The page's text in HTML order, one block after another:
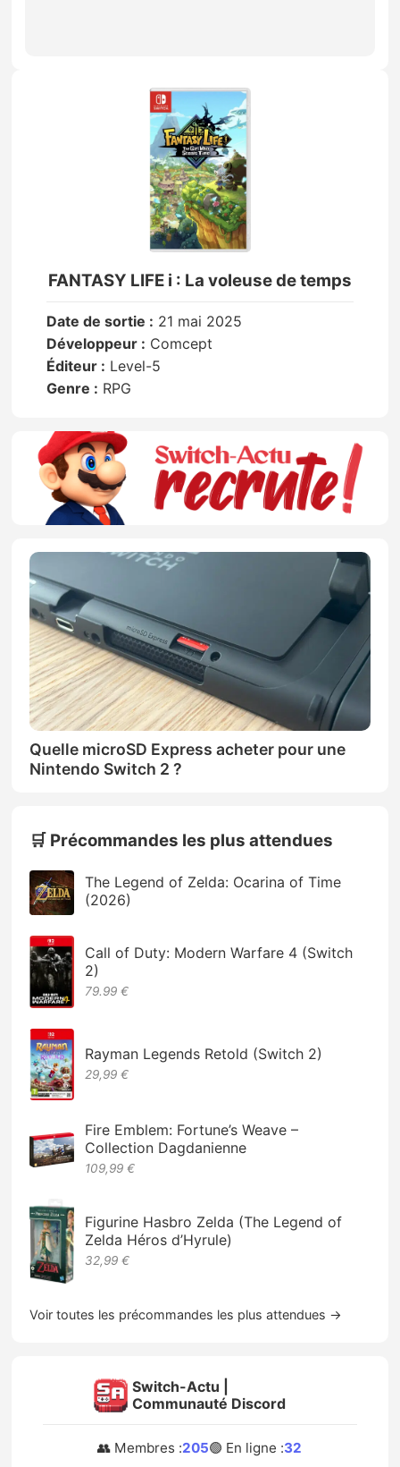
FANTASY LIFE i : La voleuse de temps
Date de sortie : 21 mai 2025
Développeur : Comcept
Éditeur : Level-5
Genre : RPG
Quelle microSD Express acheter pour une
Nintendo Switch 2 ?
🛒 Précommandes les plus attendues
The Legend of Zelda: Ocarina of Time
(2026)
Call of Duty: Modern Warfare 4 (Switch
2)
79.99 €
Rayman Legends Retold (Switch 2)
29,99 €
Fire Emblem: Fortune’s Weave –
Collection Dagdanienne
109,99 €
Figurine Hasbro Zelda (The Legend of
Zelda Héros d’Hyrule)
32,99 €
Voir toutes les précommandes les plus attendues →
Switch-Actu |
Communauté Discord
👥 Membres :205🟢 En ligne :32